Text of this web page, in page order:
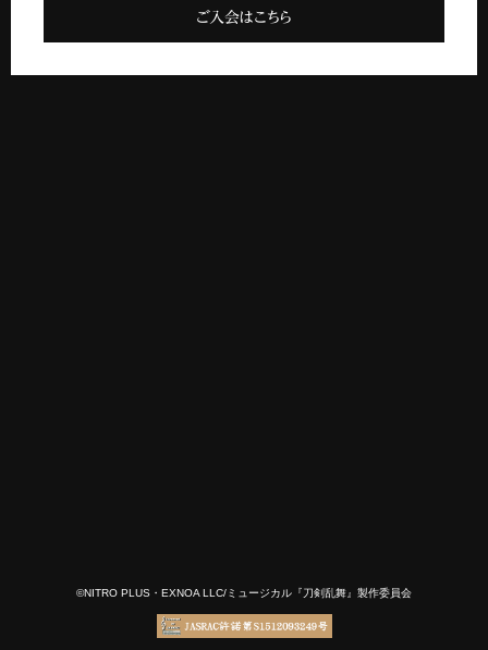
ご入会はこちら
©NITRO PLUS・EXNOA LLC/ミュージカル『刀剣乱舞』製作委員会